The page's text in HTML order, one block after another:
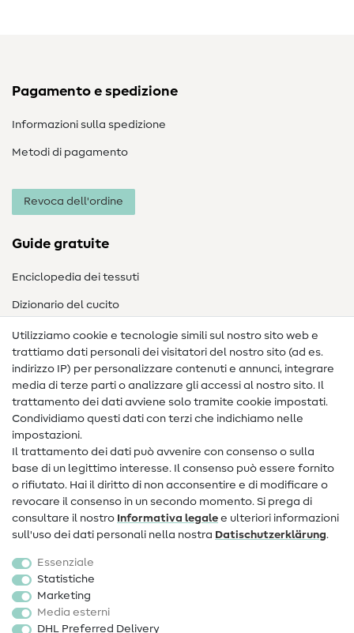
Pagamento e spedizione
Informazioni sulla spedizione
Metodi di pagamento
Revoca dell'ordine
Guide gratuite
Enciclopedia dei tessuti
Dizionario del cucito
Nähanleitungen
Assistenza e contatto
Contatto
Informazioni sul nuovo proprietario
FAQ
Diritto di recesso
Popolare
Accessori cucito
Sale
Utilizziamo cookie e tecnologie simili sul nostro sito web e
trattiamo dati personali dei visitatori del nostro sito (ad es.
indirizzo IP) per personalizzare contenuti e annunci, integrare
media di terze parti o analizzare gli accessi al nostro sito. Il
trattamento dei dati avviene solo tramite cookie impostati.
Condividiamo questi dati con terzi che indichiamo nelle
impostazioni.
Il trattamento dei dati può avvenire con consenso o sulla
base di un legittimo interesse. Il consenso può essere fornito
o rifiutato. Hai il diritto di non acconsentire e di modificare o
revocare il consenso in un secondo momento. Si prega di
consultare il nostro Informativa legale e ulteriori informazioni
sull'uso dei dati personali nella nostra Dati­schutz­erklärung.
Essenziale
Statistiche
Marketing
Media esterni
DHL Preferred Delivery